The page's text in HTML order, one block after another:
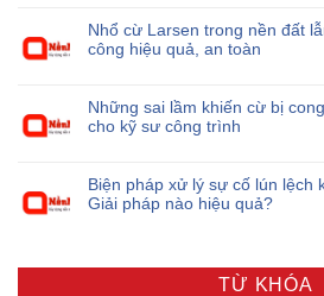
Nhổ cừ Larsen trong nền đất
công hiệu quả, an toàn
Những sai lầm khiến cừ bị
cho kỹ sư công trình
Biện pháp xử lý sự cố lún lệch
Giải pháp nào hiệu quả?
TỪ KHÓA